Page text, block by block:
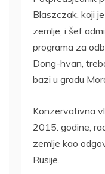
Blaszczak, koji
zemlje, i šef
programa za
Dong-hvan,
bazi u gradu
Konzervativna
2015. godine,
zemlje kao
Rusije.